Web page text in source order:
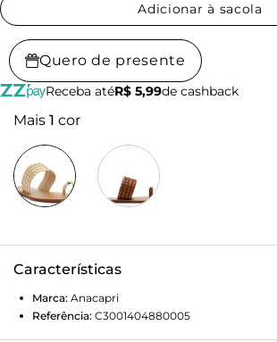
Adicionar à sacola
Quero de presente
Receba atéR$ 5,99de cashback
Mais 1 cor
Características
Marca: Anacapri
Referência: C3001404880005